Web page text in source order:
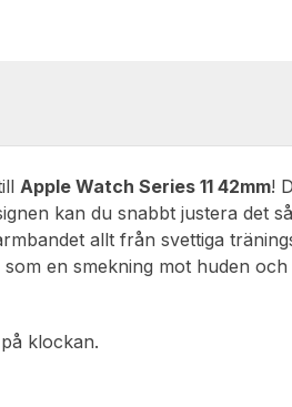
Apple Watch Series 11 42mm!
kan du snabbt justera det
allt från svettiga
en smekning mot huden
klockan.